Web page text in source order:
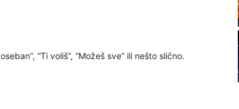
“Ti voliš”, “Možeš sve” ili nešto slično.